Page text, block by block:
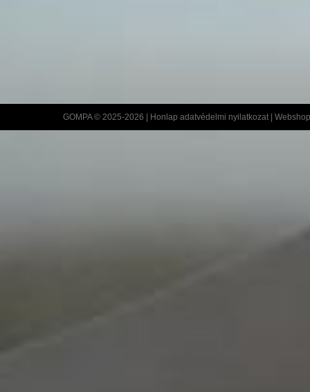
GOMPA © 2025-2026 | Honlap adatvédelmi nyilatkozat|